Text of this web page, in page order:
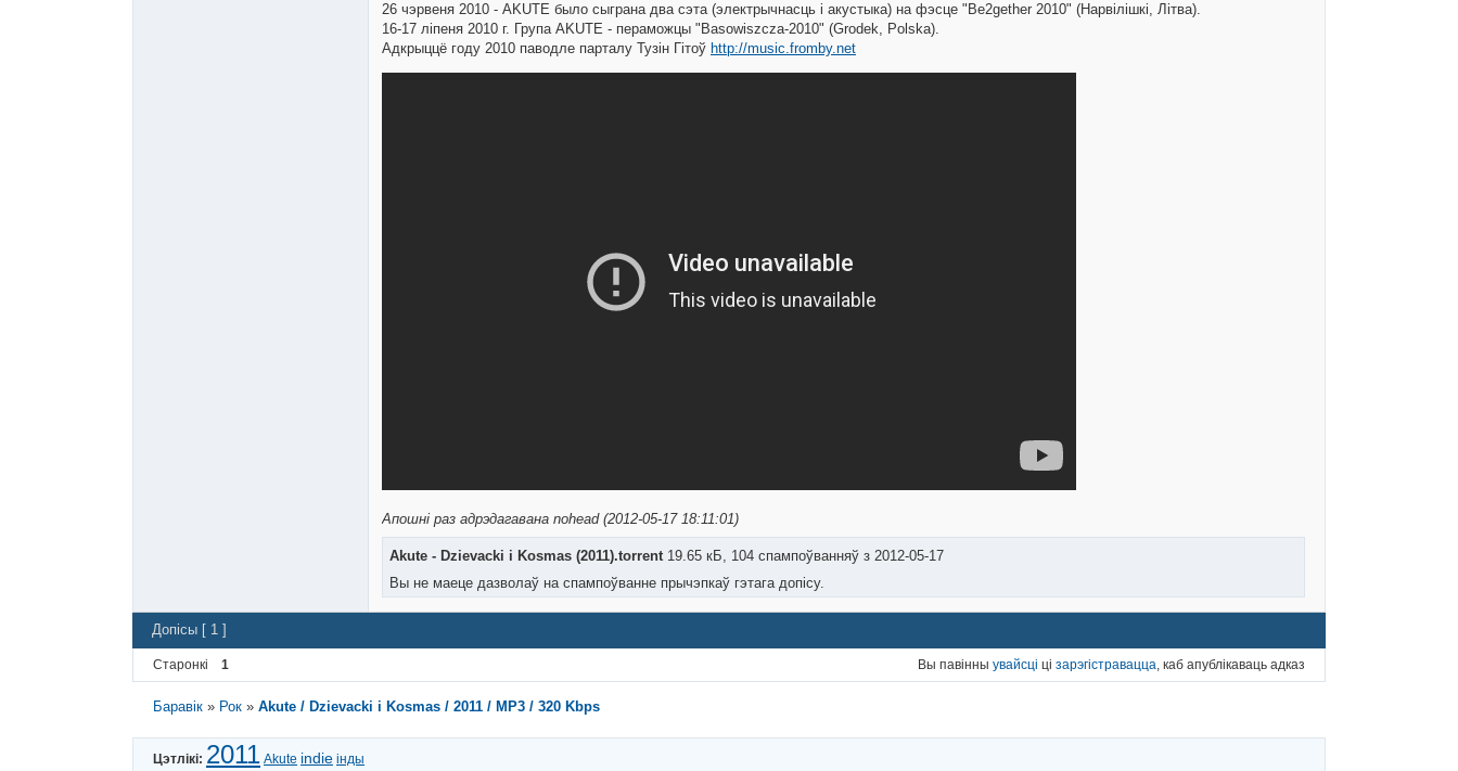
26 чэрвеня 2010 - AKUTE было сыграна два сэта (электрычнасць і акустыка) на фэсце "Be2gether 2010" (Нарвілішкі, Літва).
16-17 ліпеня 2010 г. Група AKUTE - пераможцы "Basowiszcza-2010" (Grodek, Polska).
Адкрыццё году 2010 паводле парталу Тузін Гітоў http://music.fromby.net
Апошні раз адрэдагавана nohead (2012-05-17 18:11:01)
Akute - Dzievaсki i Kosmas (2011).torrent19.65 кБ, 104 спампоўванняў з 2012-05-17
Вы не маеце дазволаў на спампоўванне прычэпкаў гэтага допісу.
Допісы [ 1 ]
Старонкі 1 Вы павінны увайсці ці зарэгістравацца , каб апублікаваць адказ
Баравік » Рок »Akute / Dzievaсki i Kosmas / 2011 / MP3 / 320 Kbps
Цэтлікі: 2011 Akute indie інды